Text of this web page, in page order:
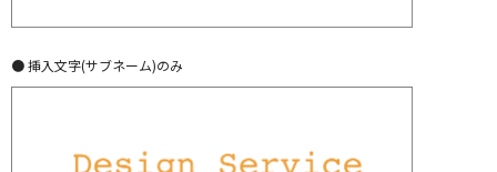
● 挿入文字(サブネーム)のみ